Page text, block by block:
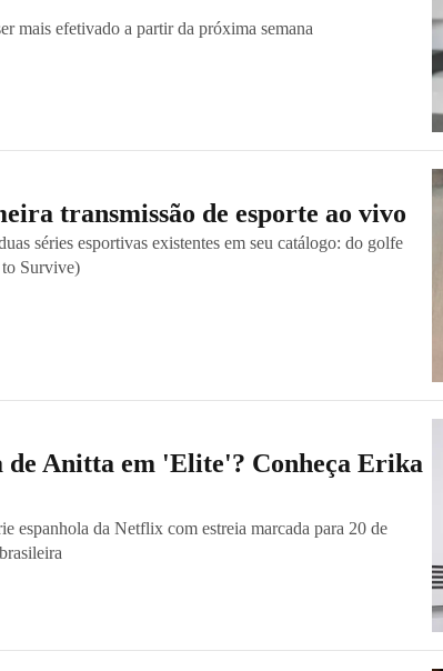
mais efetivado a partir da próxima semana
transmissão de esporte ao vivo
séries esportivas existentes em seu catálogo: do golfe
Survive)
de Anitta em 'Elite'? Conheça Erika
espanhola da Netflix com estreia marcada para 20 de